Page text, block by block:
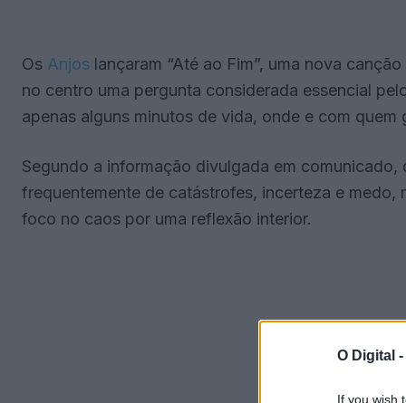
O Digital -
If you wish
Os Anjos lançaram “Até ao Fim”, uma nova
no centro uma pergunta considerada essencial
apenas alguns minutos de vida, onde e com quem
Segundo a informação divulgada em
frequentemente de catástrofes, incerteza e
foco no caos por uma reflexão interior.